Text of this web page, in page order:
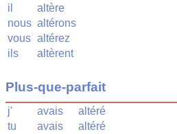
il
altère
nous altérons
vous altérez
ils
altèrent
Plus-que-parfait
j' avais
altéré
tu
avais
altéré